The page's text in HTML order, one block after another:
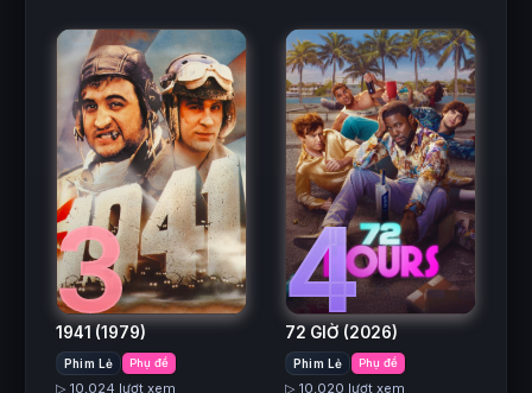
3
1941 (1979)
Phim Lẻ Phụ đề
▷ 10,024 lượt xem
4
72 GIỜ (2026)
Phim Lẻ Phụ đề
▷ 10,020 lượt xem